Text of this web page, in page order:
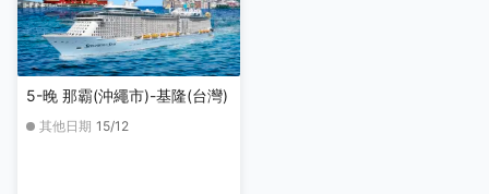
5-晚 那霸(沖繩市)-基隆(台灣)
其他日期 15/12